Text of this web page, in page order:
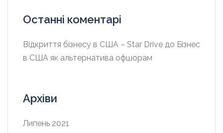
Останні коментарі
Відкриття бізнесу в США – Star Drive до Бізнес
в США як альтернатива офшорам
Архіви
Липень 2021